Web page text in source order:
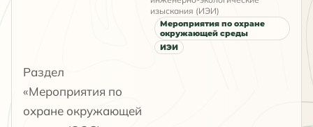
изыскания (ИЭИ)
Мероприятия по охране
окружающей среды
ИЭИ
Раздел
«Мероприятия по
охране окружающей